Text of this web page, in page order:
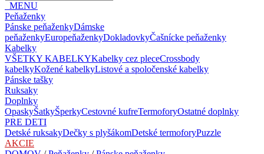
MENU
Peňaženky
Pánske peňaženkyDámske
peňaženkyEuropeňaženkyDokladovkyČašnícke peňaženky
Kabelky
VŠETKY KABELKYKabelky cez pleceCrossbody
kabelkyKožené kabelkyListové a spoločenské kabelky
Pánske tašky
Ruksaky
Doplnky
OpaskyŠatkyŠperkyCestovné kufreTermoforyOstatné doplnky
PRE DETI
Detské ruksakyDečky s plyšákomDetské termoforyPuzzle
AKCIE